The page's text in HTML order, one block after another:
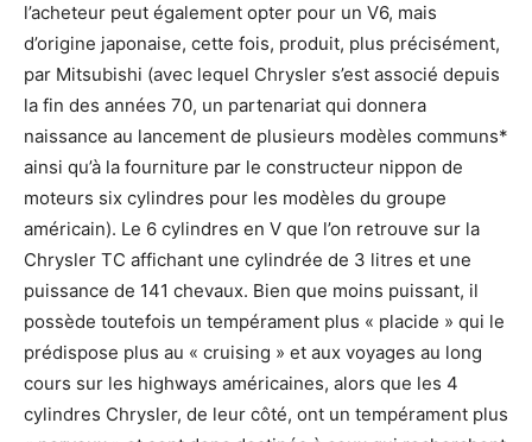
l’acheteur peut également opter pour un V6, mais
d’origine japonaise, cette fois, produit, plus précisément,
par Mitsubishi (avec lequel Chrysler s’est associé depuis
la fin des années 70, un partenariat qui donnera
naissance au lancement de plusieurs modèles communs*
ainsi qu’à la fourniture par le constructeur nippon de
moteurs six cylindres pour les modèles du groupe
américain). Le 6 cylindres en V que l’on retrouve sur la
Chrysler TC affichant une cylindrée de 3 litres et une
puissance de 141 chevaux. Bien que moins puissant, il
possède toutefois un tempérament plus « placide » qui le
prédispose plus au « cruising » et aux voyages au long
cours sur les highways américaines, alors que les 4
cylindres Chrysler, de leur côté, ont un tempérament plus